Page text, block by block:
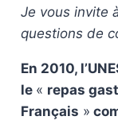
Je vous invite
questions de
En 2010,
le « repas
Français »